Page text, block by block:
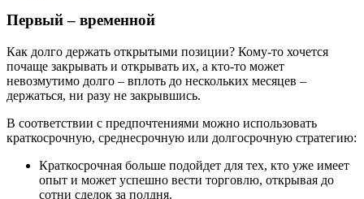
Первый – временной
Как долго держать открытыми позиции? Кому-то хочется
почаще закрывать и открывать их, а кто-то может
невозмутимо долго – вплоть до нескольких месяцев –
держаться, ни разу не закрывшись.
В соответствии с предпочтениями можно использовать
краткосрочную, среднесрочную или долгосрочную стратегию:
Краткосрочная больше подойдет для тех, кто уже имеет
опыт и может успешно вести торговлю, открывая до
сотни сделок за полдня.